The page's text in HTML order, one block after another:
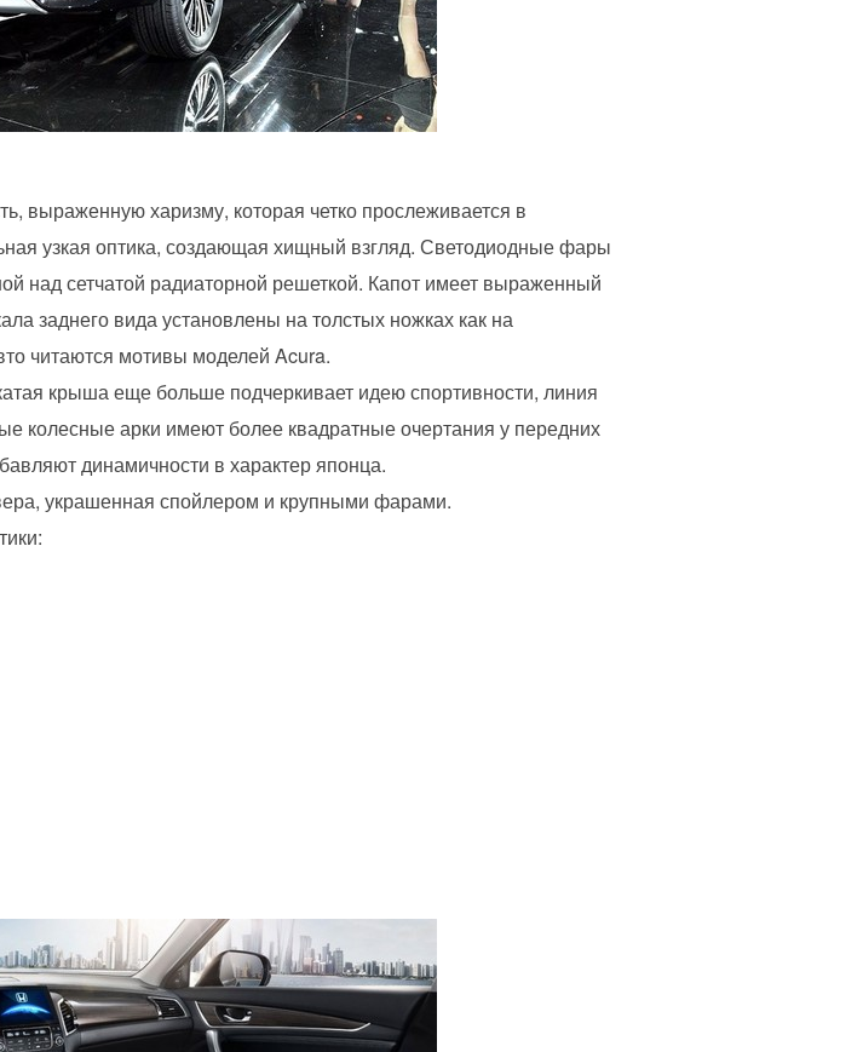
выраженную харизму, которая четко прослеживается в
узкая оптика, создающая хищный взгляд. Светодиодные фары
над сетчатой радиаторной решеткой. Капот имеет выраженный
заднего вида установлены на толстых ножках как на
читаются мотивы моделей Acura.
крыша еще больше подчеркивает идею спортивности, линия
колесные арки имеют более квадратные очертания у передних
динамичности в характер японца.
украшенная спойлером и крупными фарами.